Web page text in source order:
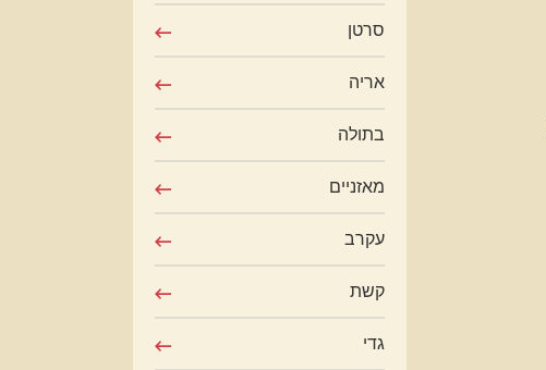
סרטן
אריה
בתולה
מאזניים
עקרב
קשת
גדי